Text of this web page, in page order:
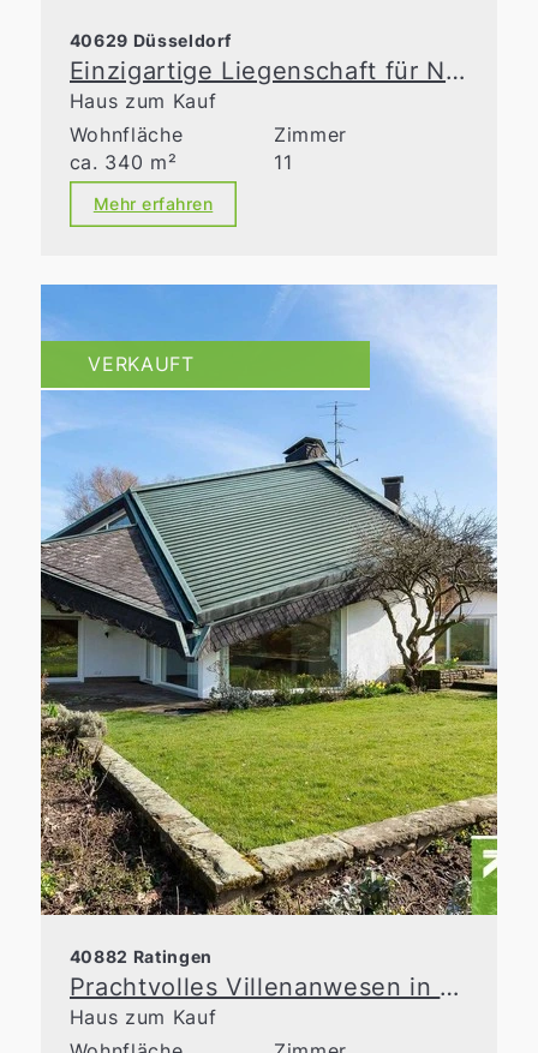
40629 Düsseldorf
Einzigartige Liegenschaft für Naturliebhaber
Haus zum Kauf
Wohnfläche
ca. 340 m²
Zimmer
11
Mehr erfahren
VERKAUFT
40882 Ratingen
Prachtvolles Villenanwesen in einzigartigem Naturrefugium
Haus zum Kauf